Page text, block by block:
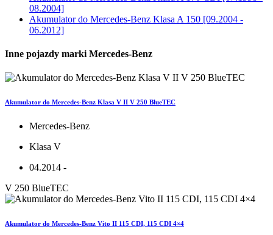
08.2004]
Akumulator do Mercedes-Benz Klasa A 150 [09.2004 -
06.2012]
Inne pojazdy marki Mercedes-Benz
Akumulator do Mercedes-Benz Klasa V II V 250 BlueTEC
Mercedes-Benz
Klasa V
04.2014 -
V 250 BlueTEC
Akumulator do Mercedes-Benz Vito II 115 CDI, 115 CDI 4×4